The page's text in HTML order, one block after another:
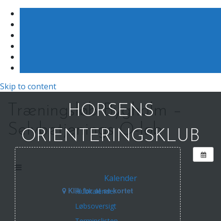
Skip to content
HORSENS
ORIENTERINGSKLUB
Kalender
Klubkalender
Løbsoversigt
Træningsløb Bygholm –
Selvbetjenings O-løb
Klik for at se kortet